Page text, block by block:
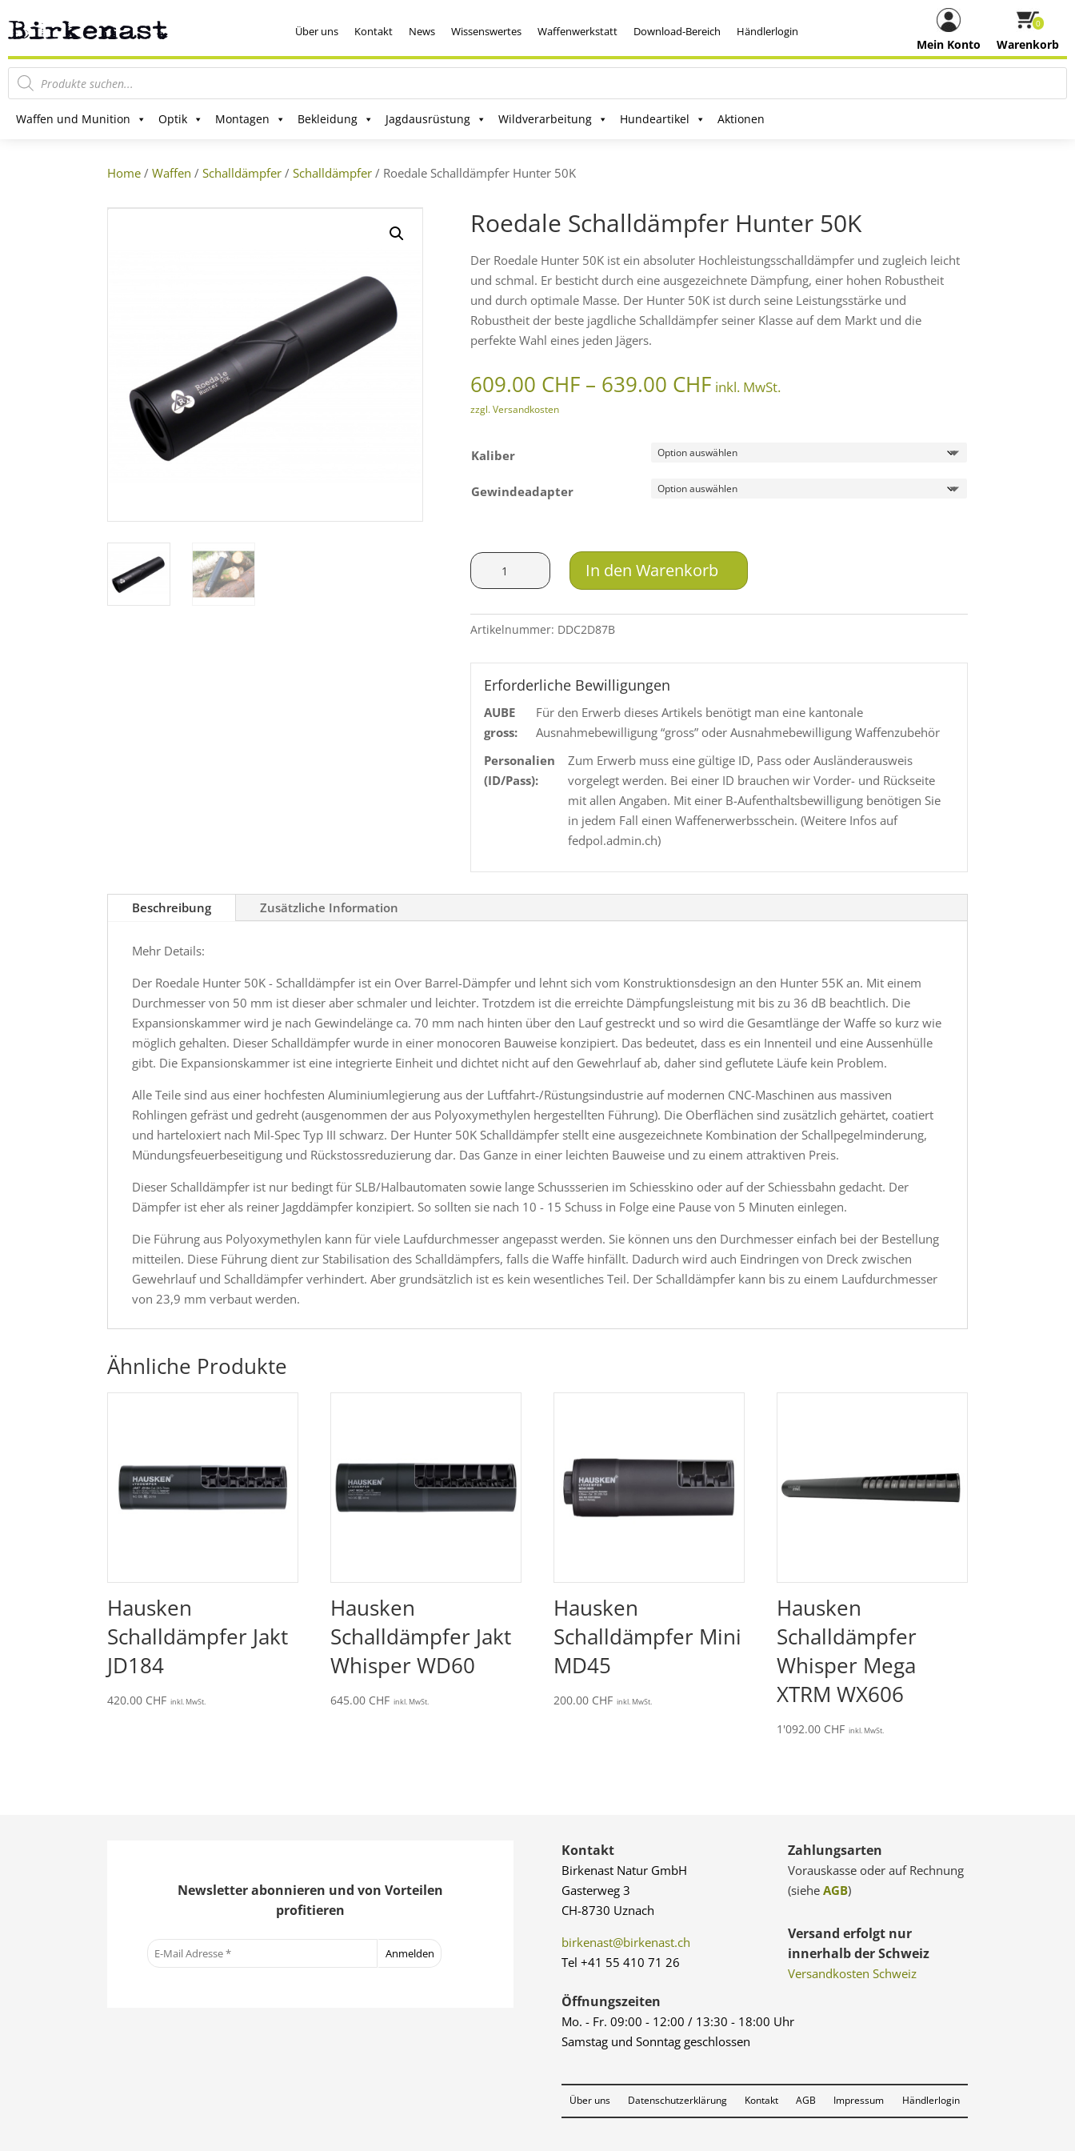
Über uns Kontakt News Wissenswertes Waffenwerkstatt Download-Bereich Händlerlogin
Warenkorb
0
Mein Konto
Products
search
Waffen und Munition Optik Montagen Bekleidung Jagdausrüstung Wildverarbeitung Hundeartikel Aktionen
Home /Waffen /Schalldämpfer /Schalldämpfer / Roedale Schalldämpfer Hunter 50K
Roedale Schalldämpfer Hunter 50K
Der Roedale Hunter 50K ist ein absoluter Hochleistungsschalldämpfer und zugleich leicht
und schmal. Er besticht durch eine ausgezeichnete Dämpfung, einer hohen Robustheit
und durch optimale Masse. Der Hunter 50K ist durch seine Leistungsstärke und
Robustheit der beste jagdliche Schalldämpfer seiner Klasse auf dem Markt und die
perfekte Wahl eines jeden Jägers.
609.00 CHF – 639.00 CHFPreisspanne:
639.00 CHF
inkl. MwSt.
zzgl. Versandkosten
Kaliber
Gewindeadapter
Roedale
Schalldämpfer
50K
In den Warenkorb
Artikelnummer: DDC2D87B
Erforderliche Bewilligungen
AUBE
gross:
Für den Erwerb dieses Artikels benötigt man eine kantonale
Ausnahmebewilligung “gross” oder Ausnahmebewilligung Waffenzubehör
Personalien
(ID/Pass):
Zum Erwerb muss eine gültige ID, Pass oder Ausländerausweis
vorgelegt werden. Bei einer ID brauchen wir Vorder- und Rückseite
mit allen Angaben. Mit einer B-Aufenthaltsbewilligung benötigen Sie
in jedem Fall einen Waffenerwerbsschein. (Weitere Infos auf
fedpol.admin.ch)
Beschreibung Zusätzliche Information
Mehr Details:
Der Roedale Hunter 50K - Schalldämpfer ist ein Over Barrel-Dämpfer und lehnt sich vom Konstruktionsdesign an den Hunter 55K an. Mit einem
Durchmesser von 50 mm ist dieser aber schmaler und leichter. Trotzdem ist die erreichte Dämpfungsleistung mit bis zu 36 dB beachtlich. Die
Expansionskammer wird je nach Gewindelänge ca. 70 mm nach hinten über den Lauf gestreckt und so wird die Gesamtlänge der Waffe so kurz wie
möglich gehalten. Dieser Schalldämpfer wurde in einer monocoren Bauweise konzipiert. Das bedeutet, dass es ein Innenteil und eine Aussenhülle
gibt. Die Expansionskammer ist eine integrierte Einheit und dichtet nicht auf den Gewehrlauf ab, daher sind geflutete Läufe kein Problem.
Alle Teile sind aus einer hochfesten Aluminiumlegierung aus der Luftfahrt-/Rüstungsindustrie auf modernen CNC-Maschinen aus massiven
Rohlingen gefräst und gedreht (ausgenommen der aus Polyoxymethylen hergestellten Führung). Die Oberflächen sind zusätzlich gehärtet, coatiert
und harteloxiert nach Mil-Spec Typ III schwarz. Der Hunter 50K Schalldämpfer stellt eine ausgezeichnete Kombination der Schallpegelminderung,
Mündungsfeuerbeseitigung und Rückstossreduzierung dar. Das Ganze in einer leichten Bauweise und zu einem attraktiven Preis.
Dieser Schalldämpfer ist nur bedingt für SLB/Halbautomaten sowie lange Schussserien im Schiesskino oder auf der Schiessbahn gedacht. Der
Dämpfer ist eher als reiner Jagddämpfer konzipiert. So sollten sie nach 10 - 15 Schuss in Folge eine Pause von 5 Minuten einlegen.
Die Führung aus Polyoxymethylen kann für viele Laufdurchmesser angepasst werden. Sie können uns den Durchmesser einfach bei der Bestellung
mitteilen. Diese Führung dient zur Stabilisation des Schalldämpfers, falls die Waffe hinfällt. Dadurch wird auch Eindringen von Dreck zwischen
Gewehrlauf und Schalldämpfer verhindert. Aber grundsätzlich ist es kein wesentliches Teil. Der Schalldämpfer kann bis zu einem Laufdurchmesser
von 23,9 mm verbaut werden.
Ähnliche Produkte
Hausken
Schalldämpfer Jakt
JD184
420.00 CHF inkl. MwSt.
Hausken
Schalldämpfer Jakt
Whisper WD60
645.00 CHF inkl. MwSt.
Hausken
Schalldämpfer Mini
MD45
200.00 CHF inkl. MwSt.
Hausken
Schalldämpfer
Whisper Mega
XTRM WX606
1'092.00 CHF inkl. MwSt.
Newsletter abonnieren und von Vorteilen
profitieren
Kontakt
Birkenast Natur GmbH
Gasterweg 3
CH-8730 Uznach
birkenast@birkenast.ch
Tel +41 55 410 71 26
Zahlungsarten
Vorauskasse oder auf Rechnung
(sieheAGB)
Versand erfolgt nur
innerhalb der Schweiz
Versandkosten Schweiz
Öffnungszeiten
Mo. - Fr. 09:00 - 12:00 / 13:30 - 18:00 Uhr
Samstag und Sonntag geschlossen
Über uns Datenschutzerklärung Kontakt AGB Impressum Händlerlogin